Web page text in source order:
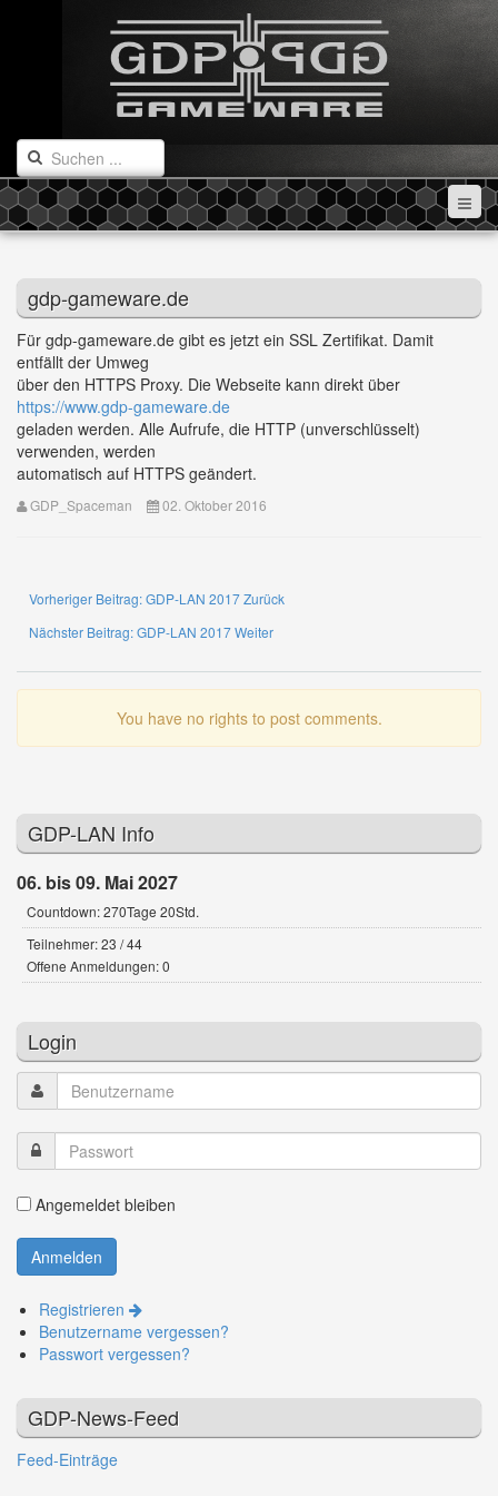
gdp-gameware.de
Für gdp-gameware.de gibt es jetzt ein SSL Zertifikat. Damit
entfällt der Umweg
über den HTTPS Proxy. Die Webseite kann direkt über
https://www.gdp-gameware.de
geladen werden. Alle Aufrufe, die HTTP (unverschlüsselt)
verwenden, werden
automatisch auf HTTPS geändert.
GDP_Spaceman 02. Oktober 2016
Vorheriger Beitrag: GDP-LAN 2017Zurück
Nächster Beitrag: GDP-LAN 2017Weiter
You have no rights to post comments.
GDP-LAN Info
06. bis 09. Mai 2027
Countdown: 270Tage 20Std.
Teilnehmer: 23 / 44
Offene Anmeldungen: 0
Login
Angemeldet bleiben
Registrieren
Benutzername vergessen?
Passwort vergessen?
GDP-News-Feed
Feed-Einträge